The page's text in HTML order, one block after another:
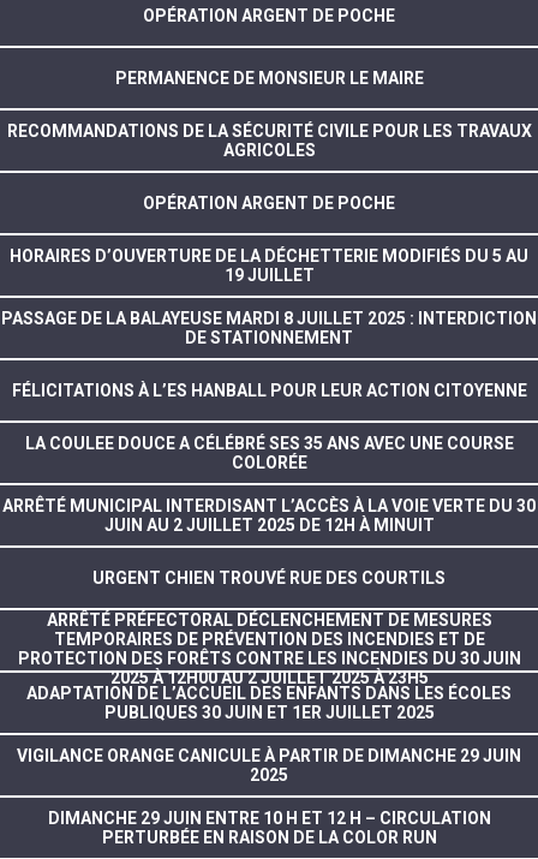
OPÉRATION ARGENT DE POCHE
PERMANENCE DE MONSIEUR LE MAIRE
RECOMMANDATIONS DE LA SÉCURITÉ CIVILE POUR LES TRAVAUX
AGRICOLES
OPÉRATION ARGENT DE POCHE
HORAIRES D’OUVERTURE DE LA DÉCHETTERIE MODIFIÉS DU 5 AU
19 JUILLET
PASSAGE DE LA BALAYEUSE MARDI 8 JUILLET 2025 : INTERDICTION
DE STATIONNEMENT
FÉLICITATIONS À L’ES HANBALL POUR LEUR ACTION CITOYENNE
LA COULEE DOUCE A CÉLÉBRÉ SES 35 ANS AVEC UNE COURSE
COLORÉE
ARRÊTÉ MUNICIPAL INTERDISANT L’ACCÈS À LA VOIE VERTE DU 30
JUIN AU 2 JUILLET 2025 DE 12H À MINUIT
URGENT CHIEN TROUVÉ RUE DES COURTILS
ARRÊTÉ PRÉFECTORAL DÉCLENCHEMENT DE MESURES
TEMPORAIRES DE PRÉVENTION DES INCENDIES ET DE
PROTECTION DES FORÊTS CONTRE LES INCENDIES DU 30 JUIN
2025 À 12H00 AU 2 JUILLET 2025 À 23H5
ADAPTATION DE L’ACCUEIL DES ENFANTS DANS LES ÉCOLES
PUBLIQUES 30 JUIN ET 1ER JUILLET 2025
VIGILANCE ORANGE CANICULE À PARTIR DE DIMANCHE 29 JUIN
2025
DIMANCHE 29 JUIN ENTRE 10 H ET 12 H – CIRCULATION
PERTURBÉE EN RAISON DE LA COLOR RUN